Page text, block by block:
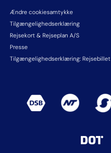
Ændre cookiesamtykke
Tilgængelighedserklæring
Rejsekort & Rejseplan A/S
Presse
Tilgængelighedserklæring: Rejsebillet